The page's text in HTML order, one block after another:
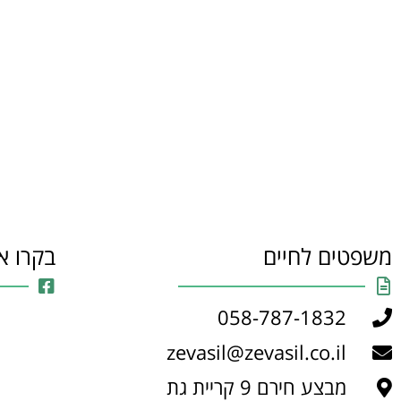
משפטים לחיים
058-787-1832
zevasil@zevasil.co.il
מבצע חירם 9 קריית גת
בקרו